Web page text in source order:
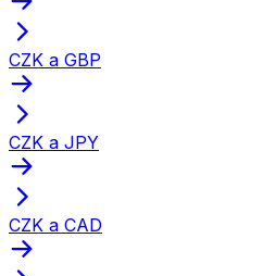
CZK a GBP
CZK a JPY
CZK a CAD